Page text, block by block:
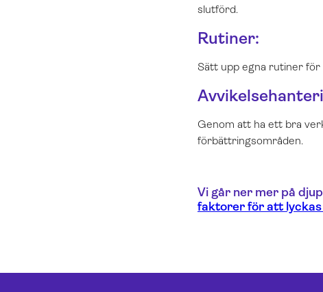
slutförd.
Rutiner:
Sätt upp egna rutiner för
Genom att ha ett bra
förbättringsområden.
Vi går ner mer på
faktorer för att